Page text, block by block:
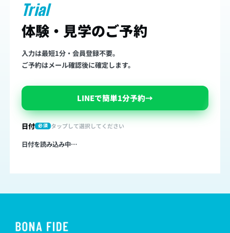
Trial
体験・見学のご予約
入力は最短1分・会員登録不要。
ご予約はメール確認後に確定します。
LINEで簡単1分予約→
日付 必須 タップして選択してください
日付を読み込み中…